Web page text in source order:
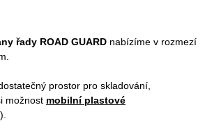
řady ROAD GUARD nabízíme v rozmezí
prostor pro skladování,
možnost mobilní plastové